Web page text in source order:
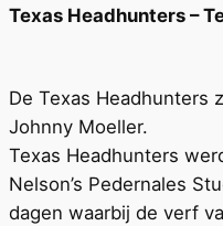
Texas Headhunters –
De Texas Headhunters
Johnny Moeller.
Texas Headhunters
Nelson’s Pedernales
dagen waarbij de verf